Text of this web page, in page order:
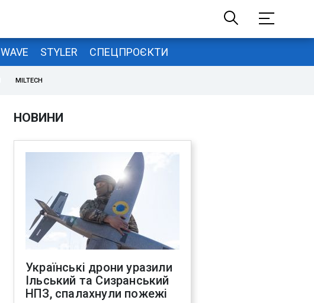
WAVE STYLER СПЕЦПРОЄКТИ
MILTECH
НОВИНИ
Українські дрони уразили
Ільський та Сизранський
НПЗ, спалахнули пожежі